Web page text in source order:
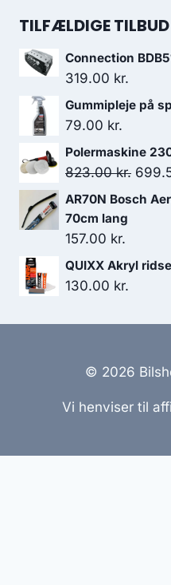
pris
TILFÆLDIGE TILBUD
Connection
319.00 kr.
Gummipleje på
79.00 kr.
Polermaskine
823.00kr. Den
AR70N Bosch
70cm lang
157.00 kr.
QUIXX Akryl
130.00 kr.
© 2026
Vi henviser til